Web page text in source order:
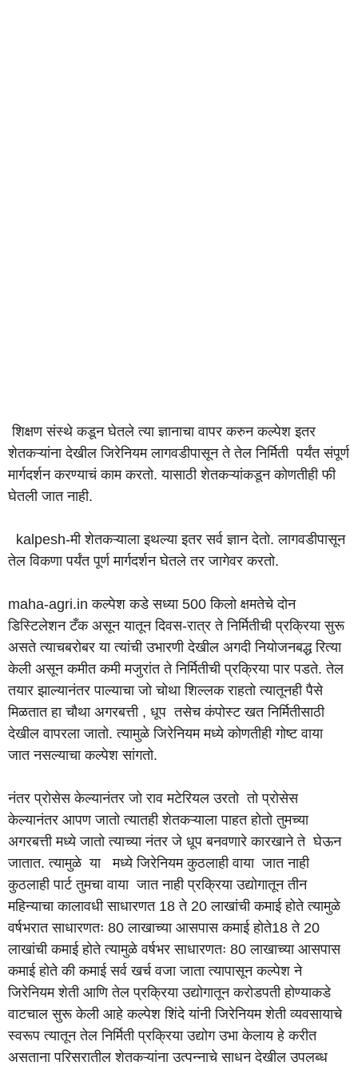
शिक्षण संस्थे कडून घेतले त्या ज्ञानाचा वापर करुन कल्पेश इतर
शेतकऱ्यांना देखील जिरेनियम लागवडीपासून ते तेल निर्मिती पर्यंत संपूर्ण
मार्गदर्शन करण्याचं काम करतो. यासाठी शेतकऱ्यांकडून कोणतीही फी
घेतली जात नाही.
kalpesh-मी शेतकऱ्याला इथल्या इतर सर्व ज्ञान देतो. लागवडीपासून
तेल विकणा पर्यंत पूर्ण मार्गदर्शन घेतले तर जागेवर करतो.
maha-agri.in कल्पेश कडे सध्या 500 किलो क्षमतेचे दोन
डिस्टिलेशन टँक असून यातून दिवस-रात्र ते निर्मितीची प्रक्रिया सुरू
असते त्याचबरोबर या त्यांची उभारणी देखील अगदी नियोजनबद्ध रित्या
केली असून कमीत कमी मजुरांत ते निर्मितीची प्रक्रिया पार पडते. तेल
तयार झाल्यानंतर पाल्याचा जो चोथा शिल्लक राहतो त्यातूनही पैसे
मिळतात हा चौथा अगरबत्ती , धूप तसेच कंपोस्ट खत निर्मितीसाठी
देखील वापरला जातो. त्यामुळे जिरेनियम मध्ये कोणतीही गोष्ट वाया
जात नसल्याचा कल्पेश सांगतो.
नंतर प्रोसेस केल्यानंतर जो राव मटेरियल उरतो तो प्रोसेस
केल्यानंतर आपण जातो त्यातही शेतकऱ्याला पाहत होतो तुमच्या
अगरबत्ती मध्ये जातो त्याच्या नंतर जे धूप बनवणारे कारखाने ते घेऊन
जातात. त्यामुळे या मध्ये जिरेनियम कुठलाही वाया जात नाही
कुठलाही पार्ट तुमचा वाया जात नाही प्रक्रिया उद्योगातून तीन
महिन्याचा कालावधी साधारणत 18 ते 20 लाखांची कमाई होते त्यामुळे
वर्षभरात साधारणतः 80 लाखाच्या आसपास कमाई होते18 ते 20
लाखांची कमाई होते त्यामुळे वर्षभर साधारणतः 80 लाखाच्या आसपास
कमाई होते की कमाई सर्व खर्च वजा जाता त्यापासून कल्पेश ने
जिरेनियम शेती आणि तेल प्रक्रिया उद्योगातून करोडपती होण्याकडे
वाटचाल सुरू केली आहे कल्पेश शिंदे यांनी जिरेनियम शेती व्यवसायाचे
स्वरूप त्यातून तेल निर्मिती प्रक्रिया उद्योग उभा केलाय हे करीत
असताना परिसरातील शेतकऱ्यांना उत्पन्नाचे साधन देखील उपलब्ध